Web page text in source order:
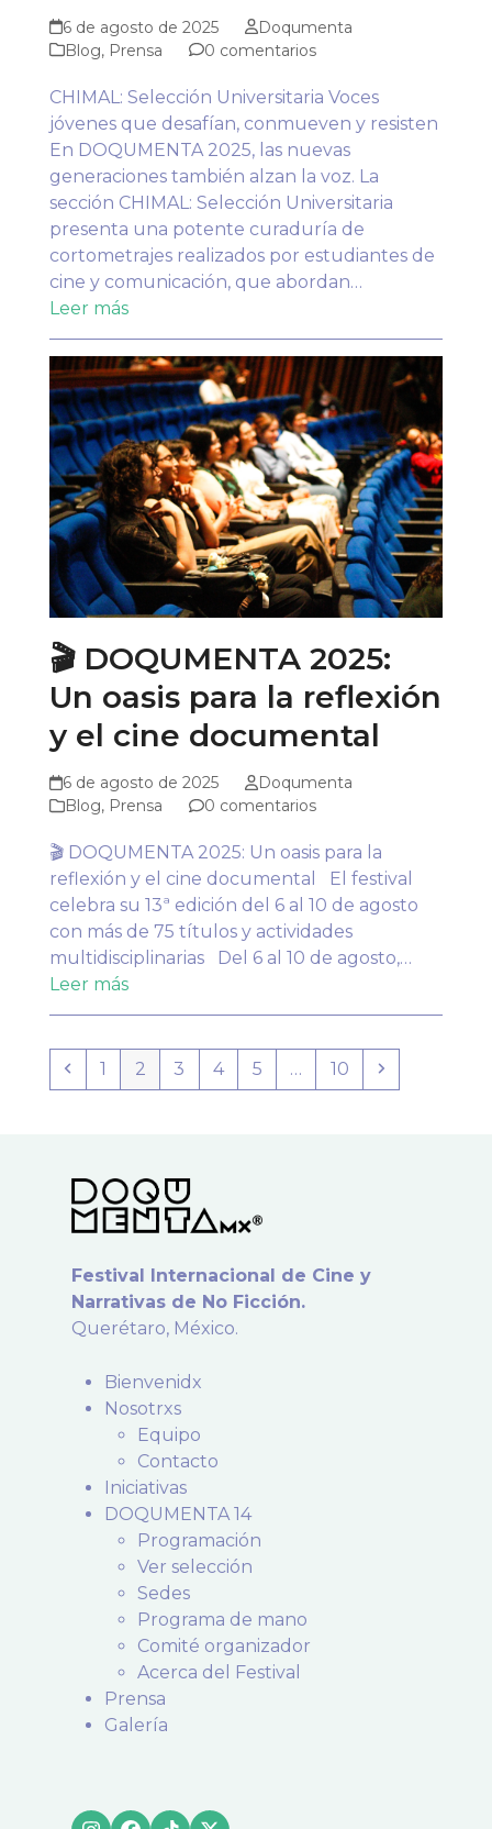
6 de agosto de 2025
Doqumenta
Blog, Prensa 0 comentarios
CHIMAL: Selección Universitaria Voces
jóvenes que desafían, conmueven y resisten
En DOQUMENTA 2025, las nuevas
generaciones también alzan la voz. La
sección CHIMAL: Selección Universitaria
presenta una potente curaduría de
cortometrajes realizados por estudiantes de
cine y comunicación, que abordan…
Leer más
🎬 DOQUMENTA 2025:
Un oasis para la reflexión
y el cine documental
6 de agosto de 2025
Doqumenta
Blog, Prensa 0 comentarios
🎬 DOQUMENTA 2025: Un oasis para la
reflexión y el cine documental El festival
celebra su 13ª edición del 6 al 10 de agosto
con más de 75 títulos y actividades
multidisciplinarias Del 6 al 10 de agosto,…
Leer más
Anterior
Page
1 Page
2 Page
3 Page
4 Page
5 … Page
10 Siguiente
Festival Internacional de Cine y
Narrativas de No Ficción.
Querétaro, México.
Bienvenidx
Nosotrxs
Equipo
Contacto
Iniciativas
DOQUMENTA 14
Programación
Ver selección
Sedes
Programa de mano
Comité organizador
Acerca del Festival
Prensa
Galería